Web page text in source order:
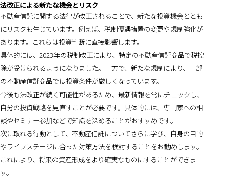
法改正による新たな機会とリスク
不動産信託に関する法律が改正されることで、新たな投資機会ととも
にリスクも生じています。例えば、税制優遇措置の変更や規制強化が
あります。これらは投資判断に直接影響します。
具体的には、2023年の税制改正により、特定の不動産信託商品で税控
除が受けられるようになりました。一方で、新たな規制により、一部
の不動産信託商品では投資条件が厳しくなっています。
今後も法改正が続く可能性があるため、最新情報を常にチェックし、
自分の投資戦略を見直すことが必要です。具体的には、専門家への相
談やセミナー参加などで知識を深めることがおすすめです。
次に取れる行動として、不動産信託についてさらに学び、自身の目的
やライフステージに合った対策方法を検討することをお勧めします。
これにより、将来の資産形成をより確実なものにすることができま
す。